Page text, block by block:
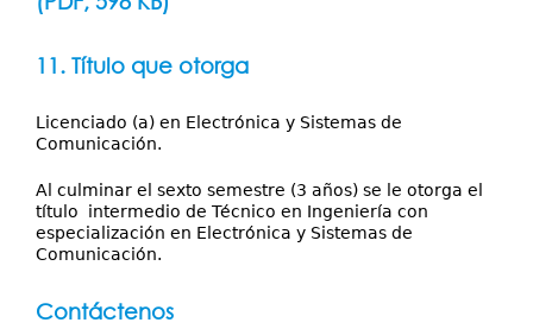
11. Título que otorga
Licenciado (a) en Electrónica y Sistemas de
Comunicación.
Al culminar el sexto semestre (3 años) se le otorga el
título intermedio de Técnico en Ingeniería con
especialización en Electrónica y Sistemas de
Comunicación.
Contáctenos